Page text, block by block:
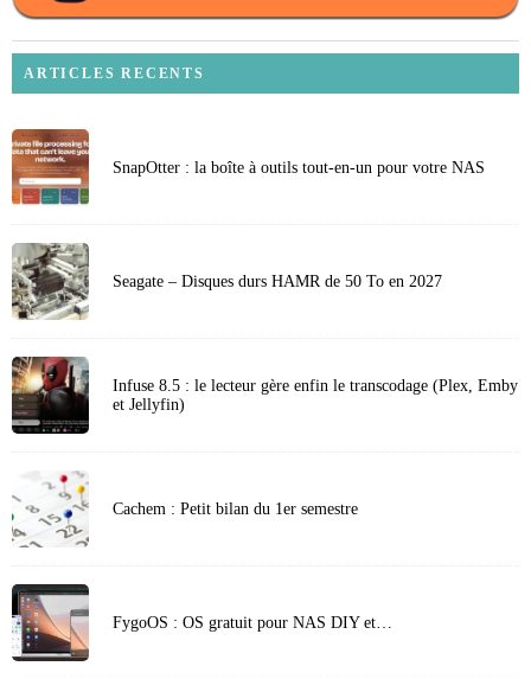
ARTICLES RECENTS
SnapOtter : la boîte à outils tout-en-un pour votre NAS
Seagate – Disques durs HAMR de 50 To en 2027
Infuse 8.5 : le lecteur gère enfin le transcodage (Plex, Emby
et Jellyfin)
Cachem : Petit bilan du 1er semestre
FygoOS : OS gratuit pour NAS DIY et…